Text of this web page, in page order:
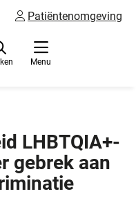
Patiëntenomgeving
Menu
LHBTQIA+-
gebrek aan